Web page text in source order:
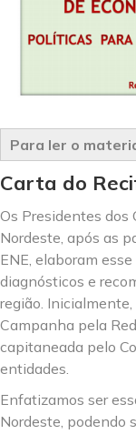
Para ler o
Carta do
Os Presidentes dos
Nordeste, após as
ENE, elaboram
diagnósticos e
região.
Campanha pela
capitaneada pelo
entidades.
Enfatizamos ser
Nordeste, podendo